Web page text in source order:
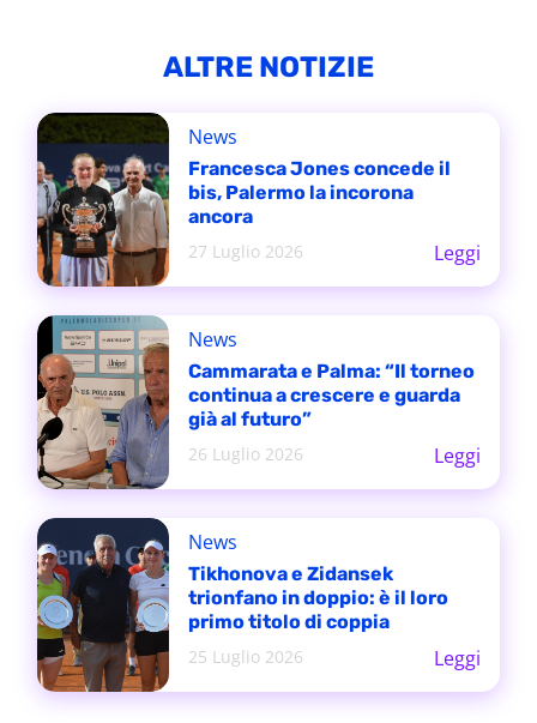
ALTRE NOTIZIE
News
Francesca Jones concede il
bis, Palermo la incorona
ancora
27 Luglio 2026
Leggi
News
Cammarata e Palma: “Il torneo
continua a crescere e guarda
già al futuro”
26 Luglio 2026
Leggi
News
Tikhonova e Zidansek
trionfano in doppio: è il loro
primo titolo di coppia
25 Luglio 2026
Leggi